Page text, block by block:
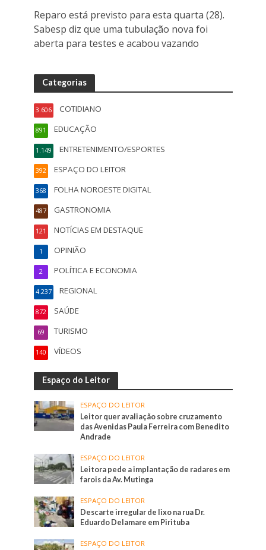
Reparo está previsto para esta quarta (28).
Sabesp diz que uma tubulação nova foi
aberta para testes e acabou vazando
Categorias
COTIDIANO
3.606
EDUCAÇÃO
891
ENTRETENIMENTO/ESPORTES
1.149
ESPAÇO DO LEITOR
392
FOLHA NOROESTE DIGITAL
368
GASTRONOMIA
487
NOTÍCIAS EM DESTAQUE
121
OPINIÃO
1
POLÍTICA E ECONOMIA
2
REGIONAL
4.237
SAÚDE
872
TURISMO
69
VÍDEOS
140
Espaço do Leitor
ESPAÇO DO LEITOR
Leitor quer avaliação sobre cruzamento
das Avenidas Paula Ferreira com Benedito
Andrade
ESPAÇO DO LEITOR
Leitora pede a implantação de radares em
farois da Av. Mutinga
ESPAÇO DO LEITOR
Descarte irregular de lixo na rua Dr.
Eduardo Delamare em Pirituba
ESPAÇO DO LEITOR